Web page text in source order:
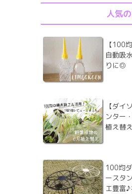
人気
【100
自動吸
りに◎
【ダイ
ンター
植え替
100均
ースタ
エ豊富♪